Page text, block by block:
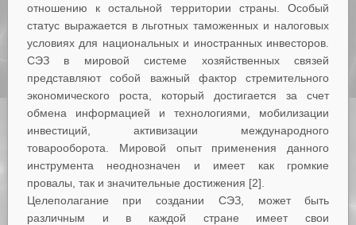
отношению к остальной территории страны. Особый
статус выражается в льготных таможенных и налоговых
условиях для национальных и иностранных инвесторов.
СЭЗ в мировой системе хозяйственных связей
представляют собой важный фактор стремительного
экономического роста, который достигается за счет
обмена информацией и технологиями, мобилизации
инвестиций, активизации международного
товарооборота. Мировой опыт применения данного
инструмента неоднозначен и имеет как громкие
провалы, так и значительные достижения [2].
Целеполагание при создании СЭЗ, может быть
различным и в каждой стране имеет свои